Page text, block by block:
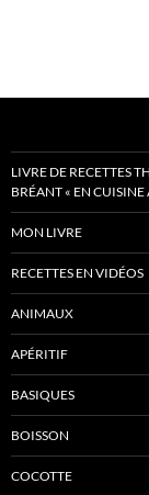
LIVRE DE RECETTES
BRÉANT « EN
MON LIVRE
RECETTES EN VIDÉOS
ANIMAUX
APÉRITIF
BASIQUES
BOISSON
COCOTTE